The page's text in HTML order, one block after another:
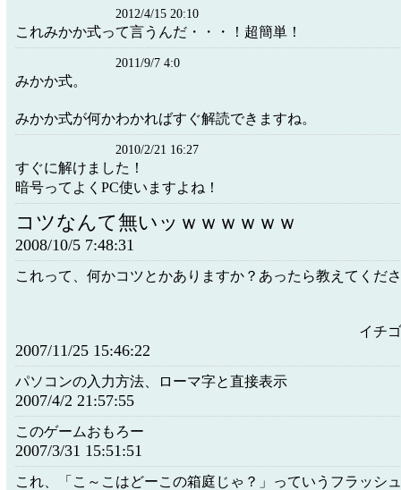
2012/4/15 20:10
これみかか式って言うんだ・・・！超簡単！
2011/9/7 4:0
みかか式。
みかか式が何かわかればすぐ解読できますね。
2010/2/21 16:27
すぐに解けました！
暗号ってよくPC使いますよね！
コツなんて無いッｗｗｗｗｗｗ
2008/10/5 7:48:31
これって、何かコツとかありますか？あったら教えてくだ
イチゴ
2007/11/25 15:46:22
パソコンの入力方法、ローマ字と直接表示
2007/4/2 21:57:55
このゲームおもろー
2007/3/31 15:51:51
これ、「こ～こはどーこの箱庭じゃ？」っていうフラッシュ